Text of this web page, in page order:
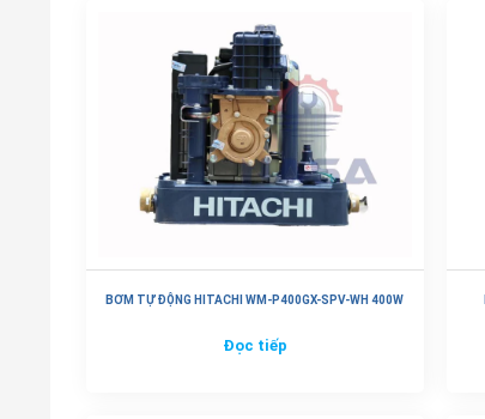
BƠM TỰ ĐỘNG HITACHI WM-P400GX-SPV-WH 400W
Đọc tiếp